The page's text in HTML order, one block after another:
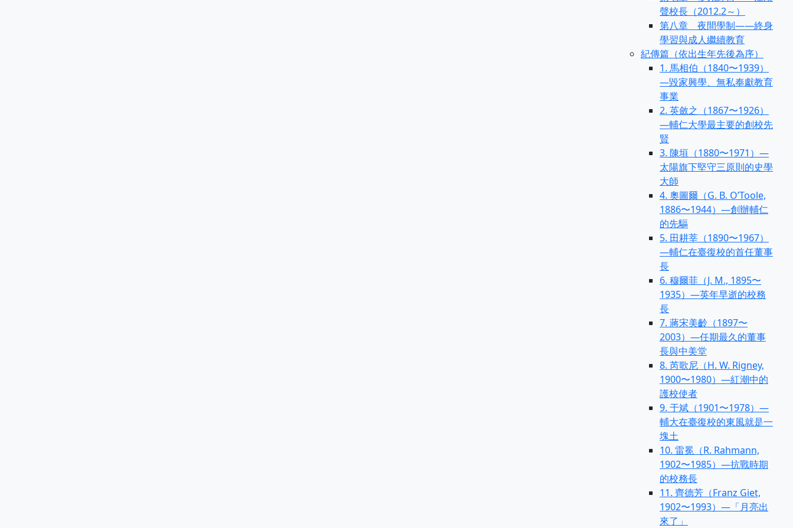
聲校長（2012.2～）
第八章 夜間學制——終身
學習與成人繼續教育
紀傳篇（依出生年先後為序）
1. 馬相伯（1840〜1939）
—毀家興學、無私奉獻教育
事業
2. 英斂之（1867〜1926）
—輔仁大學最主要的創校先
賢
3. 陳垣（1880〜1971）—
太陽旗下堅守三原則的史學
大師
4. 奧圖爾（G. B. O’Toole,
1886〜1944）—創辦輔仁
的先驅
5. 田耕莘（1890〜1967）
—輔仁在臺復校的首任董事
長
6. 穆爾菲（J. M., 1895〜
1935）—英年早逝的校務
長
7. 蔣宋美齡（1897〜
2003）—任期最久的董事
長與中美堂
8. 芮歌尼（H. W. Rigney,
1900〜1980）—紅潮中的
護校使者
9. 于斌（1901〜1978）—
輔大在臺復校的東風就是一
塊土
10. 雷冕（R. Rahmann,
1902〜1985）—抗戰時期
的校務長
11. 齊德芳（Franz Giet,
1902〜1993）—「月亮出
來了」